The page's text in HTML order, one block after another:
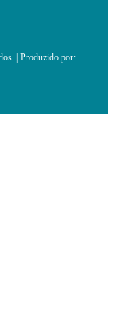
| Produzido por: